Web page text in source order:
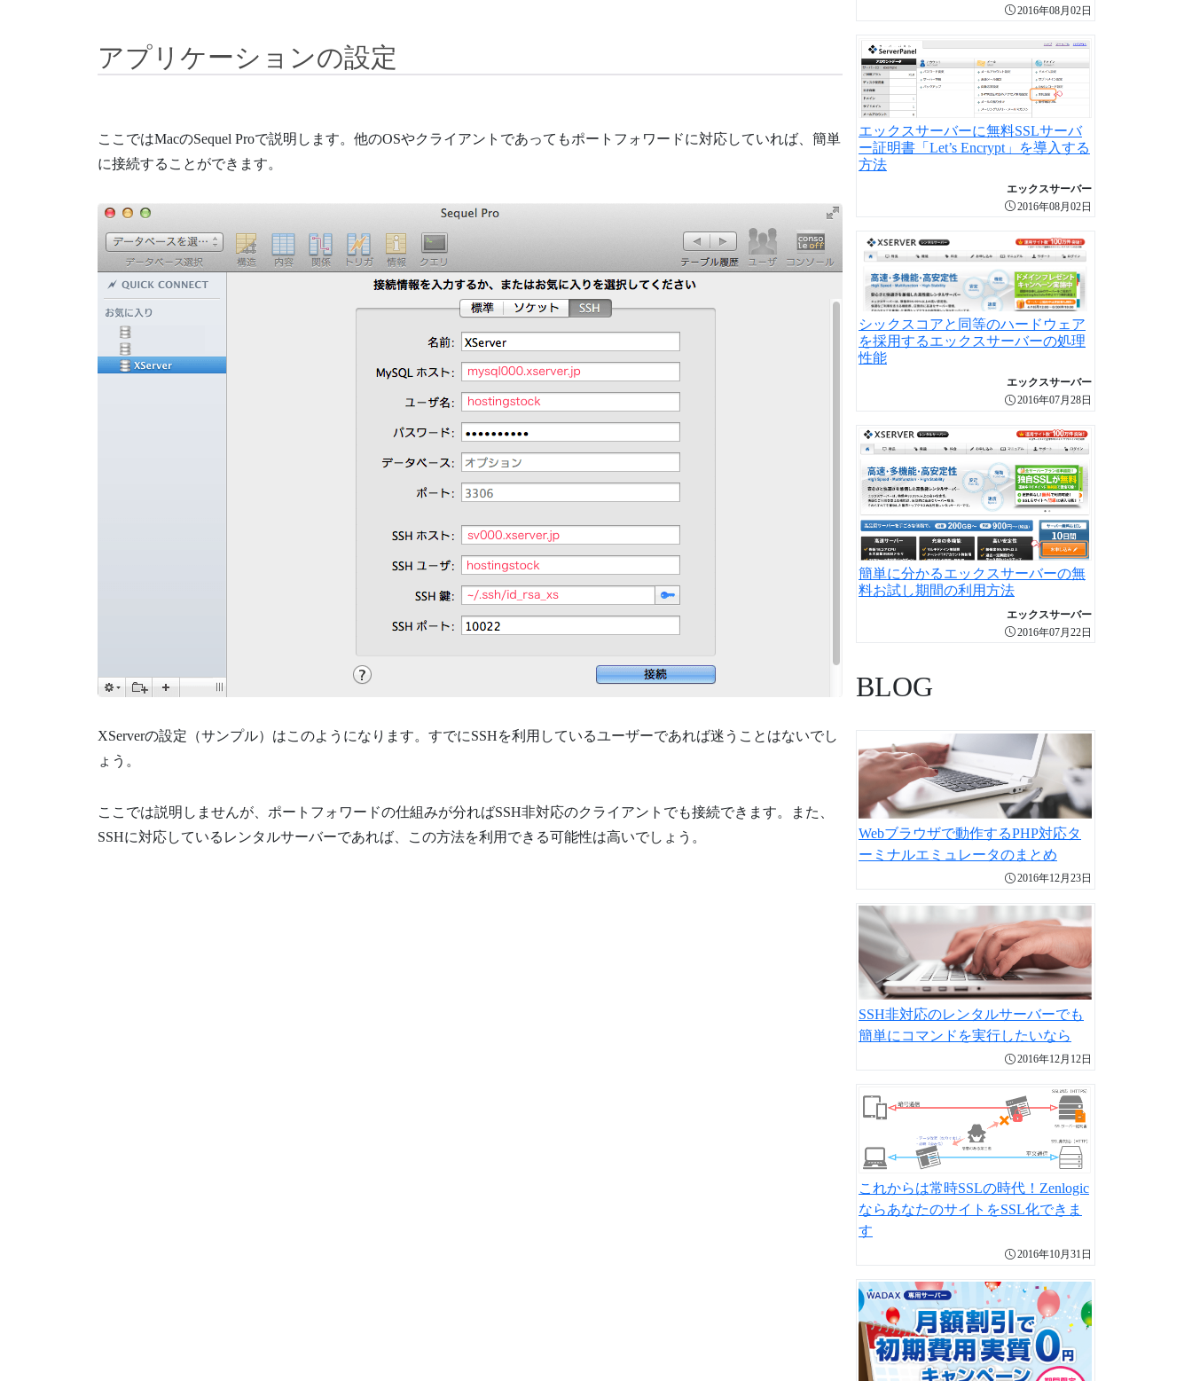
アプリケーションの設定
ここではMacのSequel Proで説明します。他のOSやクライアントであってもポートフォワードに対応していれば、簡単
に接続することができます。
XServerの設定（サンプル）はこのようになります。すでにSSHを利用しているユーザーであれば迷うことはないでし
ょう。
ここでは説明しませんが、ポートフォワードの仕組みが分ればSSH非対応のクライアントでも接続できます。また、
SSHに対応しているレンタルサーバーであれば、この方法を利用できる可能性は高いでしょう。
2016年08月02日
エックスサーバーに無料SSLサーバ
ー証明書「Let’s Encrypt」を導入する
方法
エックスサーバー
2016年08月02日
シックスコアと同等のハードウェア
を採用するエックスサーバーの処理
性能
エックスサーバー
2016年07月28日
簡単に分かるエックスサーバーの無
料お試し期間の利用方法
エックスサーバー
2016年07月22日
BLOG
Webブラウザで動作するPHP対応タ
ーミナルエミュレータのまとめ
2016年12月23日
SSH非対応のレンタルサーバーでも
簡単にコマンドを実行したいなら
2016年12月12日
これからは常時SSLの時代！Zenlogic
ならあなたのサイトをSSL化できま
す
2016年10月31日